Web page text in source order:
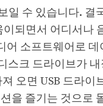
수 있습니다. 결
되면서 어디서나
소프트웨어로 데
스크 드라이브가
오면 USB 드라이
을 즐기는 것으로